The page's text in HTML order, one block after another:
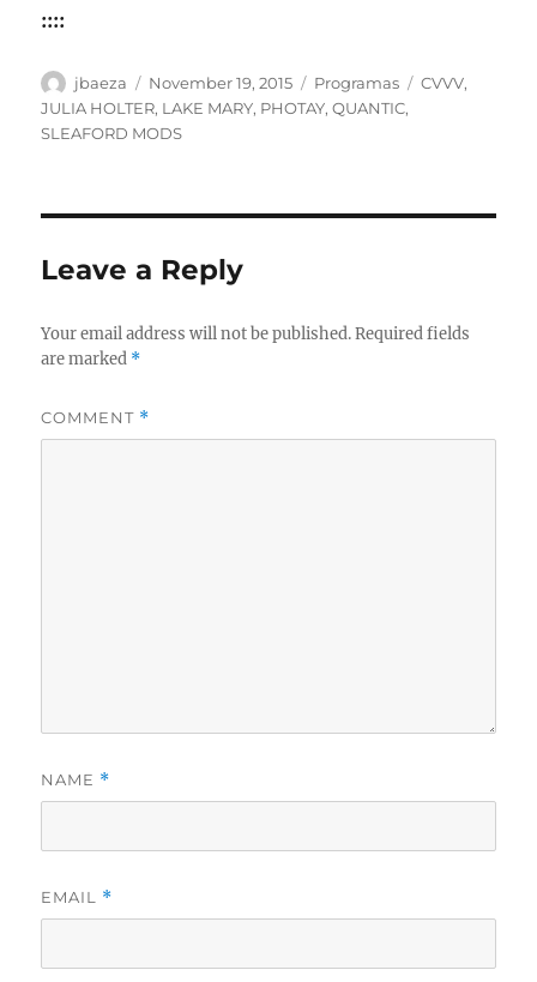
::::
Author
jbaeza
Posted
on
November 19, 2015 Categories
Programas Tags
CVVV,
JULIA HOLTER, LAKE MARY, PHOTAY,QUANTIC,
SLEAFORD MODS
Leave a Reply
Your email address will not be published. Required fields
are marked *
COMMENT *
NAME *
EMAIL *